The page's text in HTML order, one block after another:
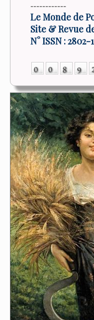
------------
Le Monde de
Site & Revue
N° ISSN : 2802-